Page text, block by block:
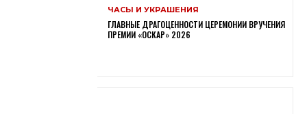
ЧАСЫ И УКРАШЕНИЯ
ГЛАВНЫЕ ДРАГОЦЕННОСТИ ЦЕРЕМОНИИ ВРУЧЕНИЯ
ПРЕМИИ «ОСКАР» 2026